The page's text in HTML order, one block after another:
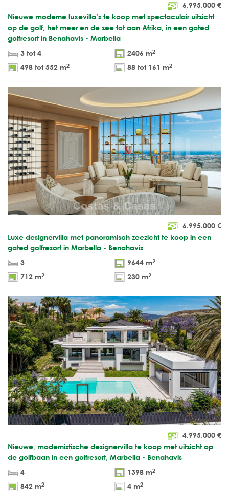
6.995.000 €
Nieuwe moderne luxevilla’s te koop met spectaculair uitzicht
op de golf, het meer en de zee tot aan Afrika, in een gated
golfresort in Benahavis - Marbella
3 tot 4
2406 m2
498 tot 552 m2 88 tot 161 m2
6.995.000 €
Luxe designervilla met panoramisch zeezicht te koop in een
gated golfresort in Marbella - Benahavis
3
9644 m2
712 m2 230 m2
4.995.000 €
Nieuwe, modernistische designervilla te koop met uitzicht op
de golfbaan in een golfresort, Marbella - Benahavis
4
1398 m2
842 m2 4 m2